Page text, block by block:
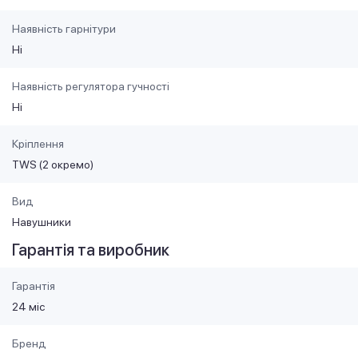
Наявність гарнітури
Ні
Наявність регулятора гучності
Ні
Кріплення
TWS (2 окремо)
Вид
Навушники
Гарантія та виробник
Гарантія
24 міс
Бренд